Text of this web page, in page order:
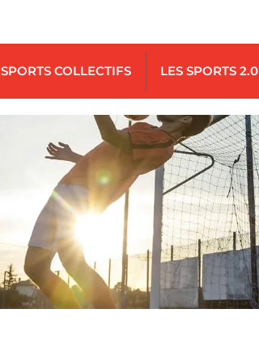
SPORTS COLLECTIFS LES SPORTS 2.0